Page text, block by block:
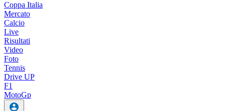
Coppa Italia
Mercato
Calcio
Live
Risultati
Video
Foto
Tennis
Drive UP
F1
MotoGp